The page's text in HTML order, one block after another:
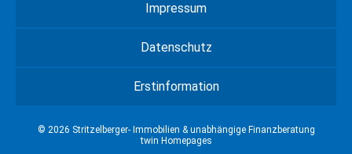
Impressum
Datenschutz
Erstinformation
© 2026 Stritzelberger- Immobilien & unabhängige Finanzberatung
twin Homepages